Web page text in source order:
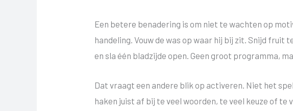
Een betere benadering is om niet te wachten op
handeling. Vouw de was op waar hij bij zit. Snijd
en sla één bladzijde open. Geen groot programma,
Dat vraagt een andere blik op activeren. Niet het
haken juist af bij te veel woorden, te veel keuze of te